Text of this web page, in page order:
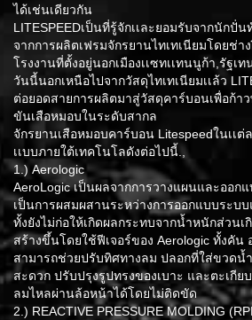
ได้เช่นเดียวกัน
LITESPEEDเป็นที่รู้จักเเละยอมรับจากนักปั่
จากการผลิตเฟรมจักรยานไทเทเนียมโดยช่
โรงงานที่ตั้งอยู่นอกเมืองเเซทเเทนนูก้า,รัฐเ
วันนี้นอกเหนือไปจากวัสดุไทเทเนียมเเล้ว
ต่อยอดสายการผลิตมาสู่วัสดุคาร์บอนเพื่อก้า
ขันเสือหมอบในระดับสากล
จักรยานเสือหมอบคาร์บอน Litespeedในเเ
เเบบภายใต้เทคโนโลดังต่อไปนี้.,
1.) Aerologic
AeroLogic เป็นผลจากการวางแผนและออ
เป็นการผสมผสานระหว่างการออกแบบระบ
ทั้งยังไม่ก่อให้เกิดผลกระทบจากน้ำหนักส่วนเ
สร้างขึ้นโดยใช้ฟีเจอร์ของ Aerologic ทั้งคัน
สามารถช่วยปรับทิศทางลม ปลอกที่ใส่ขวดน้
สะดวก ปรับปรุงรูปทรงของเบาะ และตะเกีย
ลมไหลผ่านล้อหน้าได้โดยไม่ติดขัด
2.) REACTIVE PRESSURE MOLDING